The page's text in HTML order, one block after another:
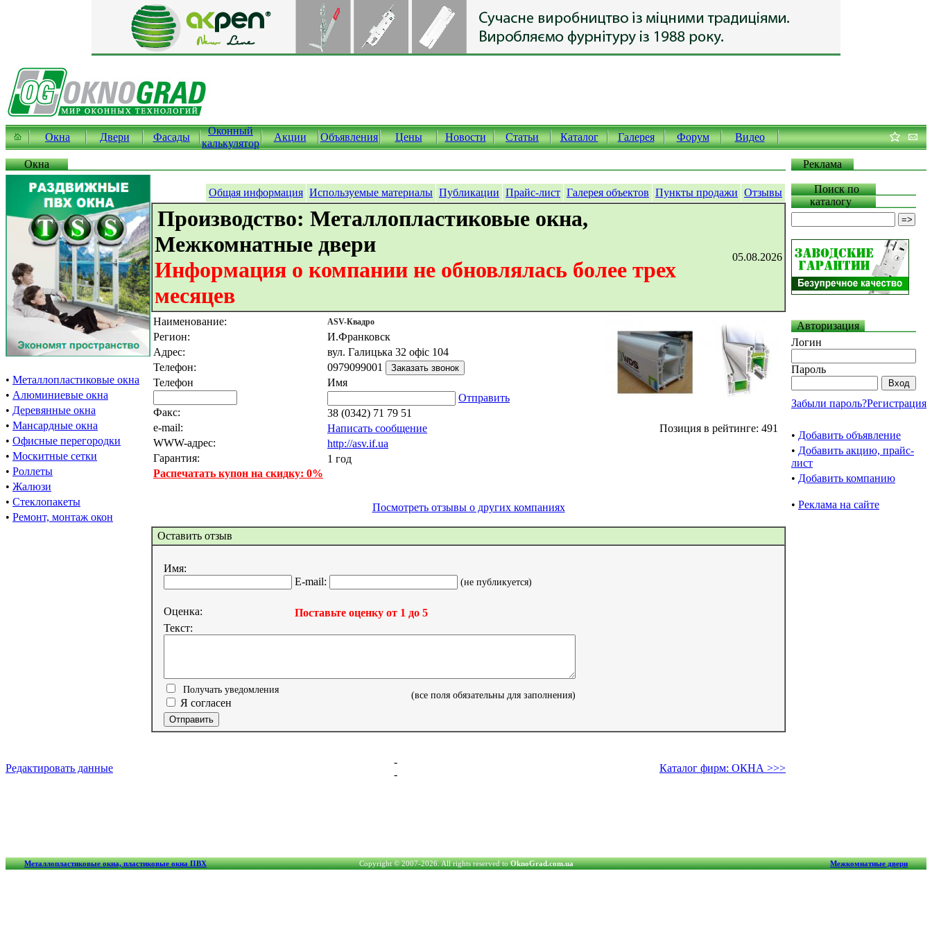
Окна Двери Фасады
Оконный
калькулятор
Акции Объявления Цены Новости Статьи Каталог Галерея Форум Видео
Окна Реклама
• Металлопластиковые окна
• Алюминиевые окна
• Деревянные окна
• Мансардные окна
• Офисные перегородки
• Москитные сетки
• Роллеты
• Жалюзи
• Стеклопакеты
• Ремонт, монтаж окон
Общая информация Используемые материалы Публикации Прайс-лист Галерея объектов Пункты продажи Отзывы
Производство: Металлопластиковые окна,
Межкомнатные двери
Информация о компании не обновлялась более трех
месяцев
05.08.2026
Наименование:
Регион:
Адрес:
Телефон:
Телефон
Факс:
e-mail:
WWW-адрес:
Гарантия:
Распечатать купон на скидку: 0%
ASV-Квадро
И.Франковск
вул. Галицька 32 офіс 104
0979099001
Имя
Отправить
38 (0342) 71 79 51
Написать сообщение
http://asv.if.ua
1 год
Позиция в рейтинге: 491
Посмотреть отзывы о других компаниях
Оставить отзыв
Имя:
E-mail:
(не публикуется)
Оценка:
Поставьте оценку от 1 до 5
Текст:
Получать уведомления
Я согласен
(все поля обязательны для заполнения)
Поиск по
каталогу
Авторизация
Логин
Пароль
Забыли пароль?Регистрация
• Добавить объявление
• Добавить акцию, прайс-
лист
• Добавить компанию
• Реклама на сайте
Редактировать данные
-
-
Каталог фирм: ОКНА >>>
Металлопластиковые окна, пластиковые окна ПВХ Copyright © 2007-2026. All rights reserved toOknoGrad.com.ua Межкомнатные двери